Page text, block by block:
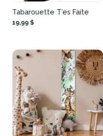
Tabarouette T’es Faite
19,99 $